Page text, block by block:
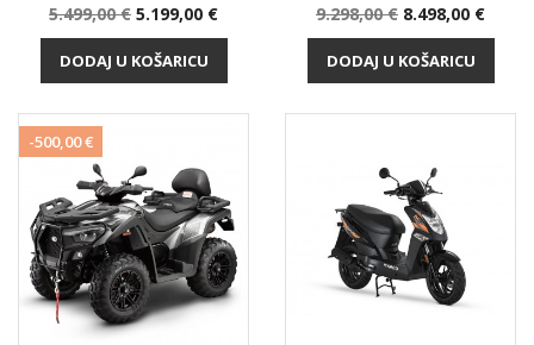
Standardna
cijena
5.499,00 € Cijena
5.199,00 €
DODAJ U KOŠARICU
Standardna
cijena
9.298,00 € Cijena
8.498,00 €
DODAJ U KOŠARICU
-500,00 €